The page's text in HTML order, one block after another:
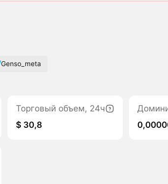
Genso_meta
Торговый объем, 24ч
$ 30,8